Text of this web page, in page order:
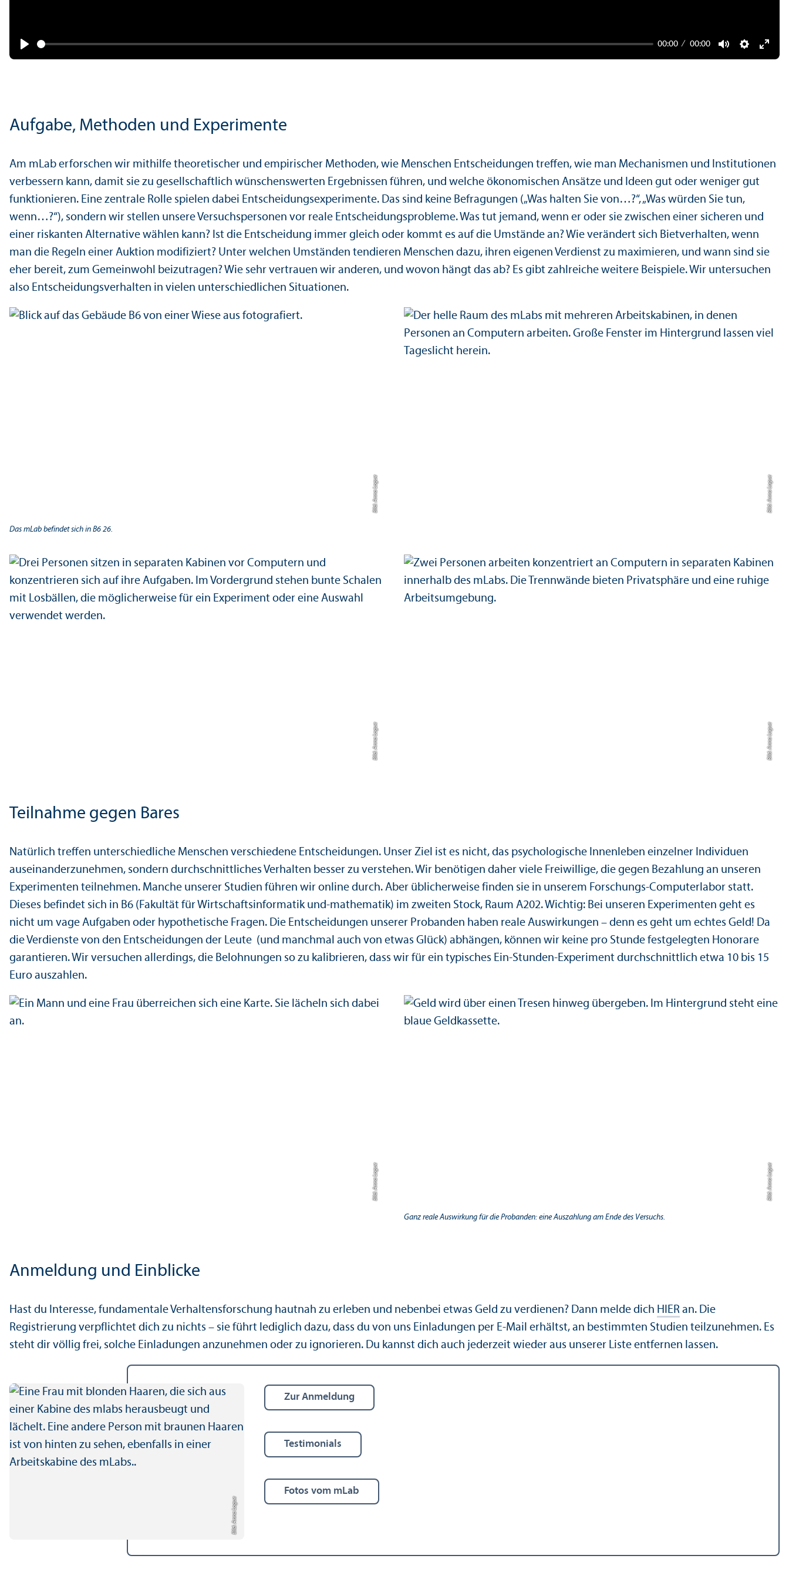
Play
00:00 00:00
MuteSettings
Aufgabe, Methoden und Experimente
Am mLab erforschen wir mithilfe theoretischer und empirischer Methoden, wie Menschen Entscheidungen treffen, wie man Mechanismen und Institutionen
verbessern kann, damit sie zu gesellschaft­lich wünschenswerten Ergebnissen führen, und welche ökonomischen Ansätze und Ideen gut oder weniger gut
funktionieren. Eine zentrale Rolle spielen dabei Entscheidungs­experimente. Das sind keine Befragungen („Was halten Sie von…?“, „Was würden Sie tun,
wenn…?“), sondern wir stellen unsere Versuchspersonen vor reale Entscheidungs­probleme. Was tut jemand, wenn er oder sie zwischen einer sicheren und
einer riskanten Alternative wählen kann? Ist die Entscheidung immer gleich oder kommt es auf die Umstände an? Wie verändert sich Biet­verhalten, wenn
man die Regeln einer Auktion modifiziert? Unter welchen Umständen tendieren Menschen dazu, ihren eigenen Verdienst zu maximieren, und wann sind sie
eher bereit, zum Gemeinwohl beizutragen? Wie sehr vertrauen wir anderen, und wovon hängt das ab? Es gibt zahlreiche weitere Beispiele. Wir unter­suchen
also Entscheidungs­verhalten in vielen unter­schiedlichen Situationen.
Bild: Anna Logue
Das mLab befindet sich in B6 26.
Bild: Anna Logue
Bild: Anna Logue Bild: Anna Logue
Teilnahme gegen Bares
Natürlich treffen unter­schiedliche Menschen verschiedene Entscheidungen. Unser Ziel ist es nicht, das psychologische Innenleben einzelner Individuen
auseinanderzunehmen, sondern durchschnittliches Verhalten besser zu verstehen. Wir benötigen daher viele Freiwillige, die gegen Bezahlung an unseren
Experimenten teilnehmen. Manche unserer Studien führen wir online durch. Aber üblicherweise finden sie in unserem Forschungs-Computer­labor statt.
Dieses befindet sich in B6 (Fakultät für Wirtschafts­informatik und-mathematik) im zweiten Stock, Raum A202. Wichtig: Bei unseren Experimenten geht es
nicht um vage Aufgaben oder hypothetische Fragen. Die Entscheidungen unserer Probanden haben reale Aus­wirkungen – denn es geht um echtes Geld! Da
die Verdienste von den Entscheidungen der Leute (und manchmal auch von etwas Glück) abhängen, können wir keine pro Stunde festgelegten Honorare
garanti­eren. Wir versuchen allerdings, die Belohnungen so zu kalibrieren, dass wir für ein typisches Ein-Stunden-Experiment durchschnittlich etwa 10 bis 15
Euro auszahlen.
Bild: Anna Logue Bild: Anna Logue
Ganz reale Aus­wirkung für die Probanden: eine Auszahlung am Ende des Versuchs.
Anmeldung und Einblicke
Hast du Interesse, fundamentale Verhaltensforschung hautnah zu erleben und nebenbei etwas Geld zu verdienen? Dann melde dich HIER an. Die
Registrierung verpflichtet dich zu nichts – sie führt lediglich dazu, dass du von uns Einladungen per E-Mail erhältst, an bestimmten Studien teilzunehmen. Es
steht dir völlig frei, solche Einladungen anzunehmen oder zu ignorieren. Du kannst dich auch jederzeit wieder aus unserer Liste entfernen lassen.
Bild: Anna Logue
Zur Anmeldung
Testimonials
Fotos vom mLab